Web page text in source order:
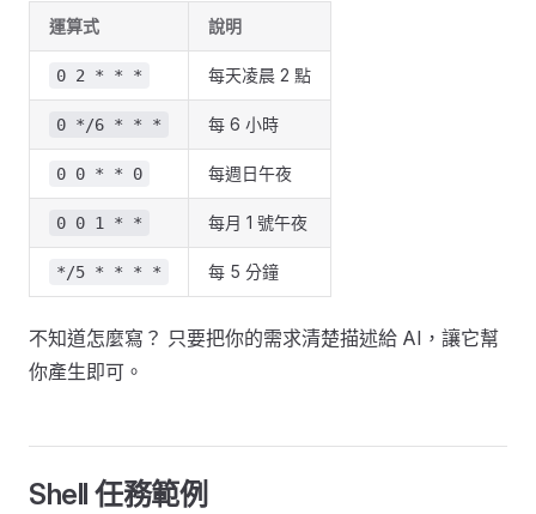
運算式 說明
0 2 * * * 每天凌晨 2 點
0 */6 * * * 每 6 小時
0 0 * * 0 每週日午夜
0 0 1 * * 每月 1 號午夜
*/5 * * * * 每 5 分鐘
不知道怎麼寫？ 只要把你的需求清楚描述給 AI，讓它幫
你產生即可。
Shell 任務範例